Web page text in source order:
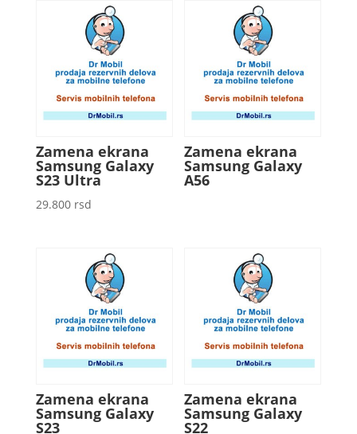
Zamena ekrana
Samsung Galaxy
S23 Ultra
29.800 rsd
Zamena ekrana
Samsung Galaxy
A56
Zamena ekrana
Samsung Galaxy
S23
Zamena ekrana
Samsung Galaxy
S22